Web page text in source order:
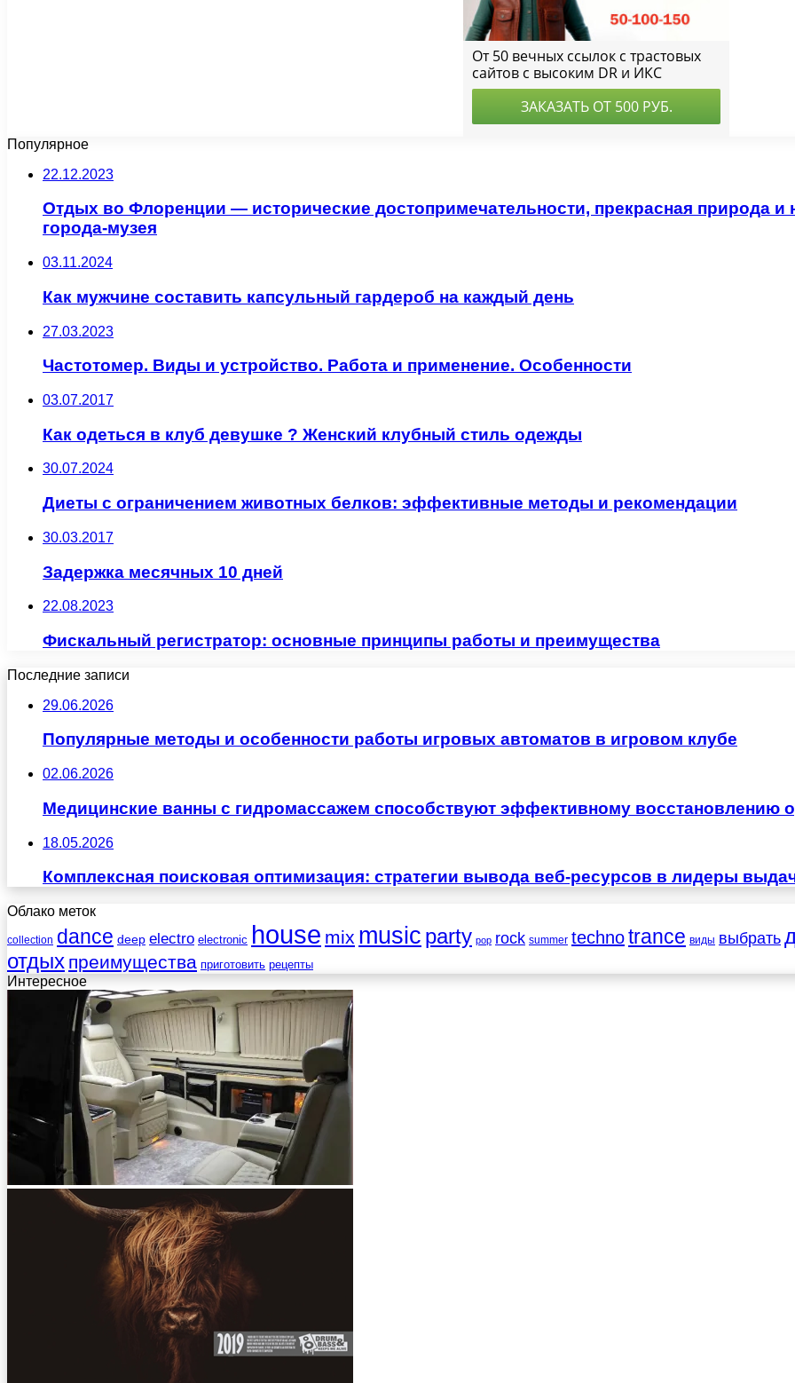
Популярное
22.12.2023
Отдых во Флоренции — исторические достопримечательности, прекрасная природа и
города-музея
03.11.2024
Как мужчине составить капсульный гардероб на каждый день
27.03.2023
Частотомер. Виды и устройство. Работа и применение. Особенности
03.07.2017
Как одеться в клуб девушке ? Женский клубный стиль одежды
30.07.2024
Диеты с ограничением животных белков: эффективные методы и рекомендации
30.03.2017
Задержка месячных 10 дней
22.08.2023
Фискальный регистратор: основные принципы работы и преимущества
Последние записи
29.06.2026
Популярные методы и особенности работы игровых автоматов в игровом клубе
02.06.2026
Медицинские ванны с гидромассажем способствуют эффективному восстановлению
18.05.2026
Комплексная поисковая оптимизация: стратегии вывода веб-ресурсов в лидеры
Облако меток
collection dance deep electro electronic house mix music party pop rock summer technotrance виды выбрать
отдых преимущества приготовить рецепты
Интересное